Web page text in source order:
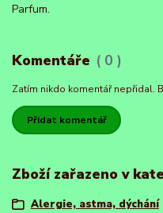
Parfum.
Komentáře 0
Zatím nikdo komentář nepřidal.
Přidat komentář
Zboží zařazeno v
Alergie, astma, dýchání